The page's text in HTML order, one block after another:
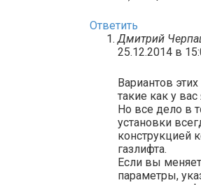
Ответить
Дмитрий
25.12.2014 в
Вариантов
такие как у вас
Но все дело в
установки
конструкцией
газлифта.
Если вы
параметры,